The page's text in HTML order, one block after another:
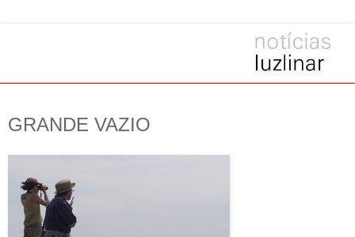
GRANDE VAZIO